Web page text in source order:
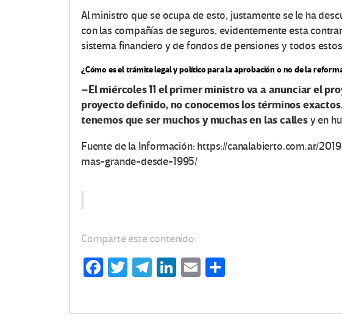
Al ministro que se ocupa de esto, justamente se le ha
con las compañías de seguros, evidentemente esta
sistema financiero y de fondos de pensiones y todos
¿Cómo es el trámite legal y político para la aprobación o no de la
–El miércoles 11 el primer ministro va a anunciar el
proyecto definido, no conocemos los términos
tenemos que ser muchos y muchas en las callesy en
Fuente de la Información: https://canalabierto.com.ar/
mas-grande-desde-1995/
Comparte este contenido:
Fa T
Te Li
E